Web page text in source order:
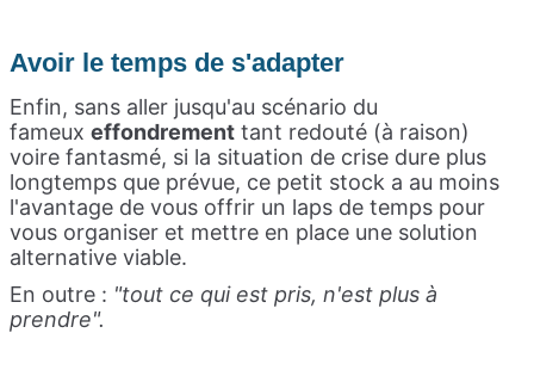
Avoir le temps de s'adapter
Enfin, sans aller jusqu'au scénario du
fameux effondrement tant redouté (à raison)
voire fantasmé, si la situation de crise dure plus
longtemps que prévue, ce petit stock a au moins
l'avantage de vous offrir un laps de temps pour
vous organiser et mettre en place une solution
alternative viable.
En outre : "tout ce qui est pris, n'est plus à
prendre".